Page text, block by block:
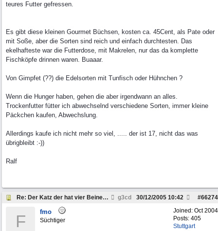
teures Futter gefressen.
Es gibt diese kleinen Gourmet Büchsen, kosten ca. 45Cent, als Pate oder
mit Soße, aber die Sorten sind reich und einfach durchtesten. Das
ekelhafteste war die Futterdose, mit Makrelen, nur das da komplette
Fischköpfe drinnen waren. Buaaar.
Von Gimpfet (??) die Edelsorten mit Tunfisch oder Hühnchen ?
Wenn die Hunger haben, gehen die aber irgendwann an alles.
Trockenfutter fütter ich abwechselnd verschiedene Sorten, immer kleine
Päckchen kaufen, Abwechslung.
Allerdings kaufe ich nicht mehr so viel, ..... der ist 17, nicht das was
übrigbleibt :-))
Ralf
Re: Der Katz der hat vier Beine . . . g3cd #66274
30/12/2005 10:42
Joined: Oct 2004
Posts: 405
Stuttgart
F fmo
Süchtiger